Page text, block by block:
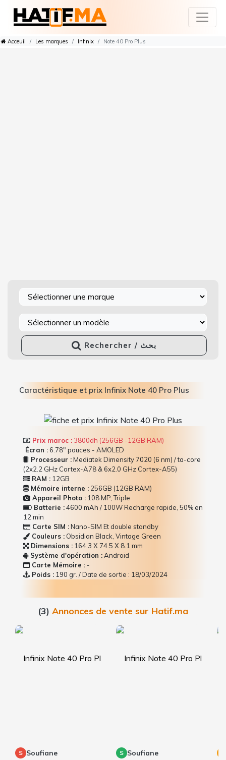
Acceuil Les marques Infinix Note 40 Pro Plus
Rechercher / بحث
Caractéristique et prix Infinix Note 40 Pro Plus
Prix maroc : 3800dh (256GB -12GB RAM)
Écran :6.78" pouces - AMOLED
Processeur :Mediatek Dimensity 7020 (6 nm) / ta-core
(2x2.2 GHz Cortex-A78 & 6x2.0 GHz Cortex-A55)
RAM : 12GB
Mémoire interne : 256GB (12GB RAM)
Appareil Photo : 108 MP, Triple
Batterie :4600 mAh / 100W Recharge rapide, 50% en
12 min
Carte SIM :Nano-SIM Et double standby
Couleurs : Obsidian Black, Vintage Green
Dimensions : 164.3 Х 74.5 Х 8.1 mm
Système d'opération :Android
Carte Mémoire : -
Poids : 190 gr. / Date de sortie : 18/03/2024
(3) Annonces de vente sur Hatif.ma
S Soufiane
S Soufiane